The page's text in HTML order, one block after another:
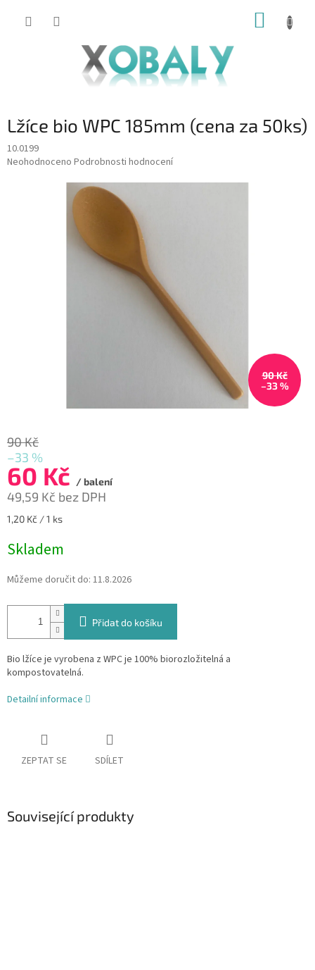
KOŠÍK
Lžíce bio WPC 185mm (cena za 50ks)
10.0199
Průměrné
Neohodnoceno Podrobnosti hodnocení
90 Kč
–33 %
90 Kč
–33 %
60 Kč / balení
49,59 Kč bez DPH
Měrná
1,20 Kč / 1 ks
Skladem
Můžeme doručit do: 11.8.2026
Přidat do košíku
Bio lžíce je vyrobena z WPC je 100% biorozložitelná a
kompostovatelná.
Detailní informace
ZEPTAT SE SDÍLET
Související produkty